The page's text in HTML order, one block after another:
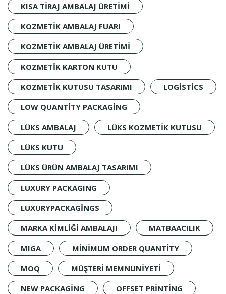
KISA TIRAJ AMBALAJ ÜRETIMI
KOZMETIK AMBALAJ FUARI
KOZMETIK AMBALAJ ÜRETIMI
KOZMETIK KARTON KUTU
KOZMETIK KUTUSU TASARIMI
LOGISTICS
LOW QUANTITY PACKAGING
LÜKS AMBALAJ
LÜKS KOZMETIK KUTUSU
LÜKS KUTU
LÜKS ÜRÜN AMBALAJ TASARIMI
LUXURY PACKAGING
LUXURYPACKAGINGS
MARKA KIMLIĞI AMBALAJI
MATBAACILIK
MIGA
MINIMUM ORDER QUANTITY
MOQ
MÜŞTERI MEMNUNIYETI
NEW PACKAGING
OFFSET PRINTING